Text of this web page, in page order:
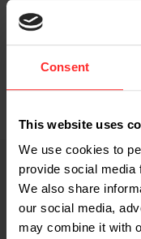
Consent
This website uses
We use cookies to
provide social media
We also share
our social media,
may combine it with
Unsere neueste
entwickelt, um
der neuen 2D-
und stabiler. Das
SPEZIFIKATION
INTEGRIERTE